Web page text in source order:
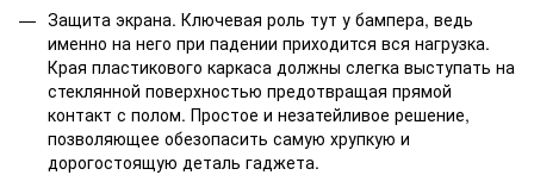
Защита экрана. Ключевая роль тут у бампера, ведь
именно на него при падении приходится вся нагрузка.
Края пластикового каркаса должны слегка выступать на
стеклянной поверхностью предотвращая прямой
контакт с полом. Простое и незатейливое решение,
позволяющее обезопасить самую хрупкую и
дорогостоящую деталь гаджета.